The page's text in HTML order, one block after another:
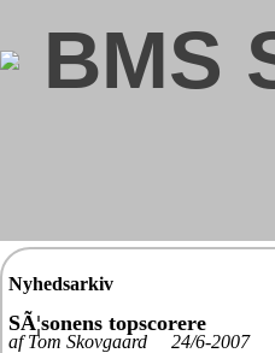
BMS
Nyhedsarkiv
SÃ¦sonens topscorere
af Tom Skovgaard 24/6-2007